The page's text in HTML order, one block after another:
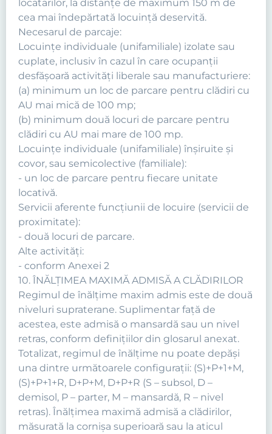
locatarilor, la distanţe de maximum 150 m de
cea mai îndepărtată locuinţă deservită.
Necesarul de parcaje:
Locuinţe individuale (unifamiliale) izolate sau
cuplate, inclusiv în cazul în care ocupanţii
desfăşoară activităţi liberale sau manufacturiere:
(a) minimum un loc de parcare pentru clădiri cu
AU mai mică de 100 mp;
(b) minimum două locuri de parcare pentru
clădiri cu AU mai mare de 100 mp.
Locuinţe individuale (unifamiliale) înşiruite şi
covor, sau semicolective (familiale):
- un loc de parcare pentru fiecare unitate
locativă.
Servicii aferente funcţiunii de locuire (servicii de
proximitate):
- două locuri de parcare.
Alte activităţi:
- conform Anexei 2
10. ÎNĂLŢIMEA MAXIMĂ ADMISĂ A CLĂDIRILOR
Regimul de înălţime maxim admis este de două
niveluri supraterane. Suplimentar faţă de
acestea, este admisă o mansardă sau un nivel
retras, conform definiţiilor din glosarul anexat.
Totalizat, regimul de înălţime nu poate depăşi
una dintre următoarele configuraţii: (S)+P+1+M,
(S)+P+1+R, D+P+M, D+P+R (S – subsol, D –
demisol, P – parter, M – mansardă, R – nivel
retras). Înălţimea maximă admisă a clădirilor,
măsurată la cornişa superioară sau la aticul